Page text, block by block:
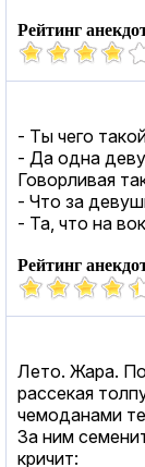
Рейтинг
- Ты чего
- Да одна
Говорливая
- Что за
- Та, что на
Рейтинг
Лето. Жара. По
рассекая
чемоданами
За ним
кричит: